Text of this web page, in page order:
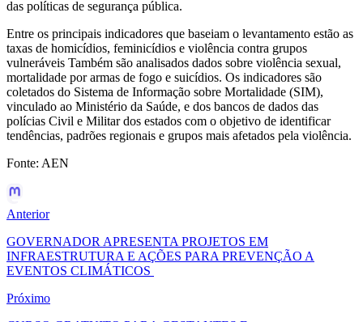
das políticas de segurança pública.
Entre os principais indicadores que baseiam o levantamento estão as
taxas de homicídios, feminicídios e violência contra grupos
vulneráveis Também são analisados dados sobre violência sexual,
mortalidade por armas de fogo e suicídios. Os indicadores são
coletados do Sistema de Informação sobre Mortalidade (SIM),
vinculado ao Ministério da Saúde, e dos bancos de dados das
polícias Civil e Militar dos estados com o objetivo de identificar
tendências, padrões regionais e grupos mais afetados pela violência.
Fonte: AEN
Anterior
GOVERNADOR APRESENTA PROJETOS EM
INFRAESTRUTURA E AÇÕES PARA PREVENÇÃO A
EVENTOS CLIMÁTICOS
Próximo